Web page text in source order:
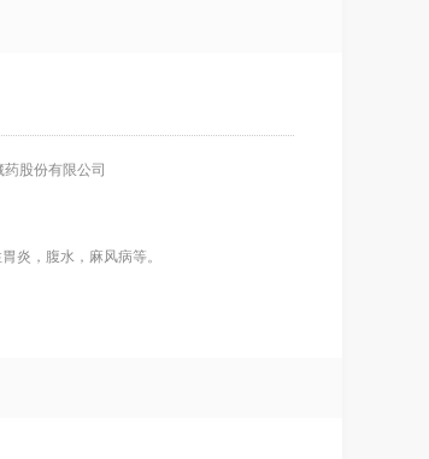
股份有限公司
炎，腹水，麻风病等。